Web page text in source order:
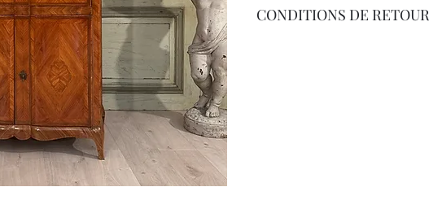
CONDITIONS DE RETOUR